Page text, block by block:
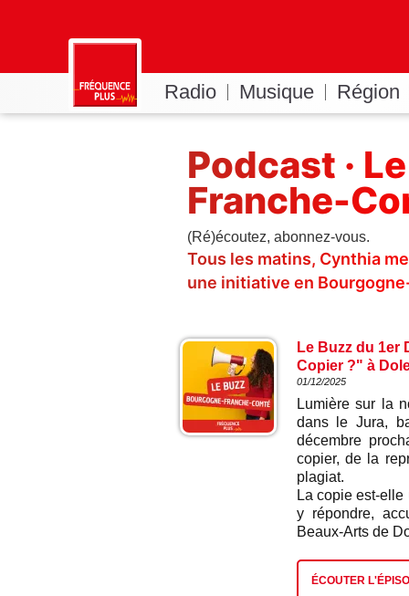
Radio Musique Région
Podcast ·
Franche-
(Ré)écoutez, abonnez-vous.
Tous les matins, Cynthia
une initiative en
Le Buzz du 1er
Copier ?" à
01/12/2025
Lumière sur la
dans le Jura,
décembre
copier, de la
plagiat.
La copie est-
y répondre,
Beaux-Arts de
ÉCOUTER